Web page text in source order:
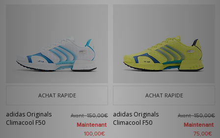
ACHAT RAPIDE
adidas Originals
Climacool F50
Avant150,00€
Maintenant
100,00€
ACHAT RAPIDE
adidas Originals
Climacool F50
Avant150,00€
Maintenant
75,00€